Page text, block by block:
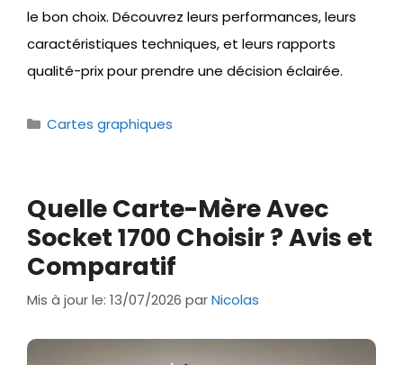
le bon choix. Découvrez leurs performances, leurs
caractéristiques techniques, et leurs rapports
qualité-prix pour prendre une décision éclairée.
Catégories
Cartes graphiques
Quelle Carte-Mère Avec
Socket 1700 Choisir ? Avis et
Comparatif
Mis à jour le: 13/07/2026 parNicolas